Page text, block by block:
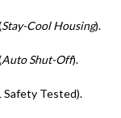
Stay-Cool Housing).
Auto Shut-Off).
Safety Tested).